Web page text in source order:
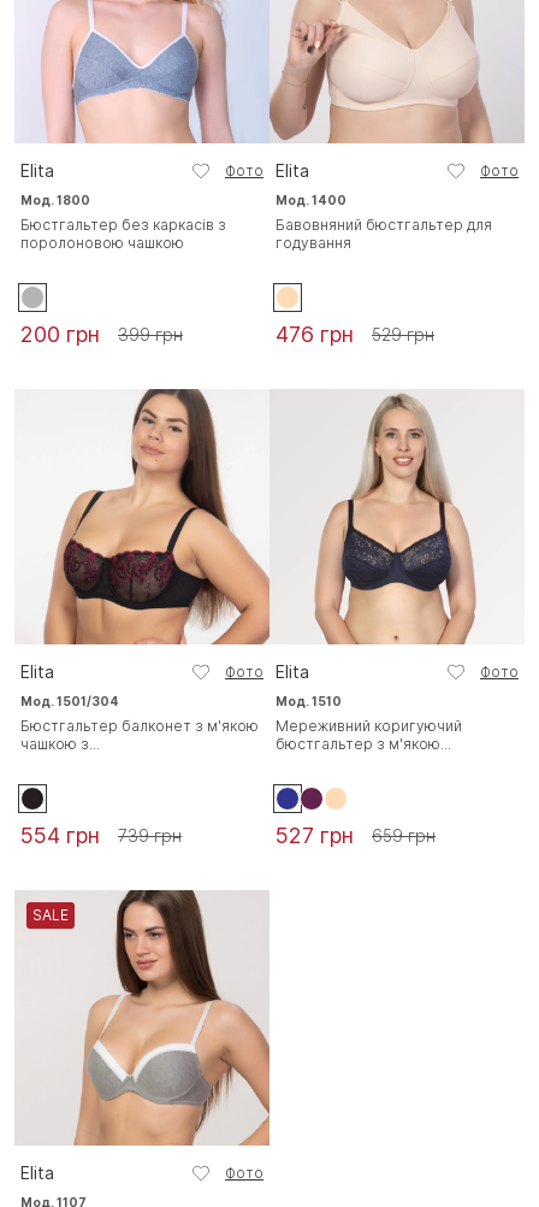
Elita Фото
Мод. 1800
Бюстгальтер без каркасів з
поролоновою чашкою
200 грн 399 грн
Elita Фото
Мод. 1400
Бавовняний бюстгальтер для
годування
476 грн 529 грн
Elita Фото
Мод. 1501/304
Бюстгальтер балконет з м'якою
чашкою з...
554 грн 739 грн
Elita Фото
Мод. 1510
Мереживний коригуючий
бюстгальтер з м'якою...
527 грн 659 грн
SALE
Elita Фото
Мод. 1107